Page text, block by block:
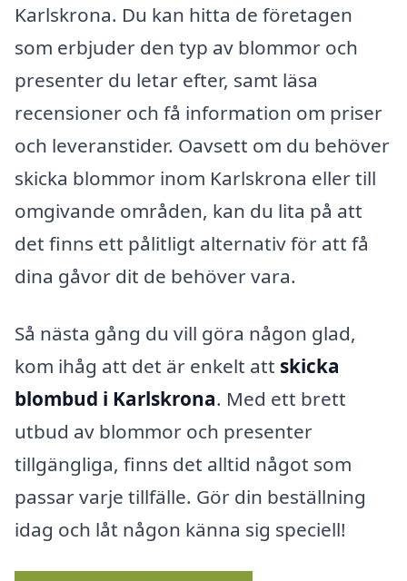
Karlskrona. Du kan hitta de företagen
som erbjuder den typ av blommor och
presenter du letar efter, samt läsa
recensioner och få information om priser
och leveranstider. Oavsett om du behöver
skicka blommor inom Karlskrona eller till
omgivande områden, kan du lita på att
det finns ett pålitligt alternativ för att få
dina gåvor dit de behöver vara.
Så nästa gång du vill göra någon glad,
kom ihåg att det är enkelt att skicka
blombud i Karlskrona. Med ett brett
utbud av blommor och presenter
tillgängliga, finns det alltid något som
passar varje tillfälle. Gör din beställning
idag och låt någon känna sig speciell!